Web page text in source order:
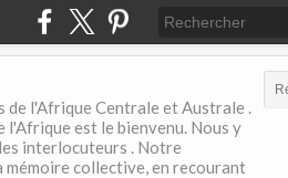
de l'Afrique Centrale et Australe .
est le bienvenu. Nous y
interlocuteurs . Notre
mémoire collective, en recourant